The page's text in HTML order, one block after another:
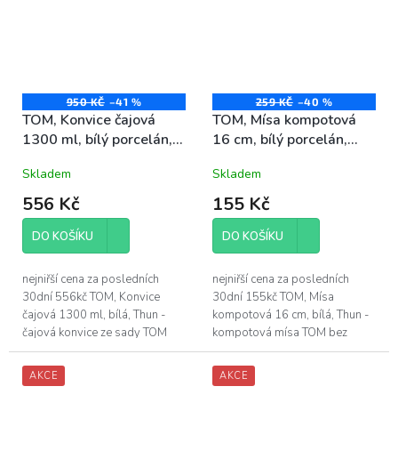
950 KČ –41 %
TOM, Konvice čajová
1300 ml, bílý porcelán,
Skladem
556 Kč
DO KOŠÍKU
nejniřší cena za posledních
30dní 556kč TOM, Konvice
čajová 1300 ml, bílá, Thun -
čajová konvice ze sady TOM
bez dekoru, v barvě bílá -
objem čajové konvice je 1300
ml -...
259 KČ –40 %
TOM, Mísa kompotová
16 cm, bílý porcelán,
Skladem
155 Kč
DO KOŠÍKU
nejniřší cena za posledních
30dní 155kč TOM, Mísa
kompotová 16 cm, bílá, Thun -
kompotová mísa TOM bez
dekoru, v barvě bílá - průměr
kompotové mísy je 16 cm -
vyrobeno z...
AKCE AKCE